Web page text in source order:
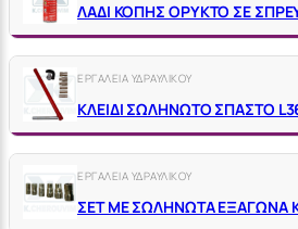
ΕΡΓΑΛΕΙΑ ΥΔΡΑΥΛΙΚΟΥ
ΕΡΓΑΛΕΙΑ ΥΔΡΑΥΛΙΚΟΥ